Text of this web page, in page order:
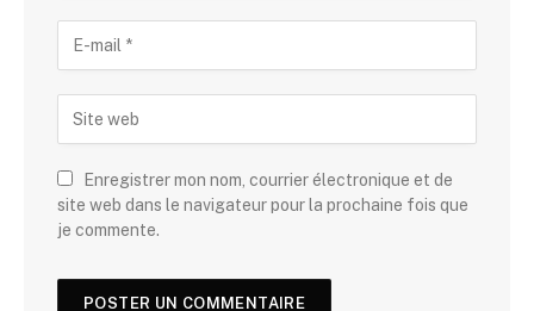
Enregistrer mon nom, courrier électronique et de
site web dans le navigateur pour la prochaine fois que
je commente.